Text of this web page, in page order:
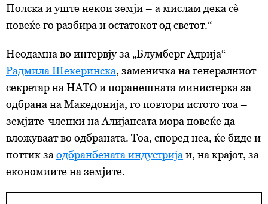
Полска и уште некои земји – а мислам дека сè
повеќе го разбира и остатокот од светот.“
Неодамна во интервју за „Блумберг Адрија“
Радмила Шекеринска, заменичка на генералниот
секретар на НАТО и поранешната министерка за
одбрана на Македонија, го повтори истото тоа –
земјите-членки на Алијансата мора повеќе да
вложуваат во одбраната. Тоа, според неа, ќе биде и
поттик за одбранбената индустрија и, на крајот, за
економиите на земјите.